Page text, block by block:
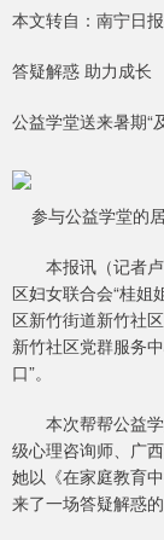
本文转自：南宁日报
答疑解惑 助力成长
公益学堂送来暑期“
参与公益学堂的
本报讯（记者卢
区妇女联合会“桂姐
区新竹街道新竹社
新竹社区党群服务
口”。
本次帮帮公益学
级心理咨询师、广
她以《在家庭教育
来了一场答疑解惑的